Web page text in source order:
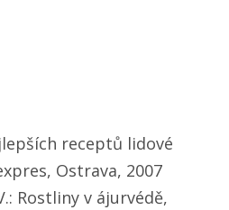
receptů lidové
Ostrava, 2007
Rostliny v ájurvédě,